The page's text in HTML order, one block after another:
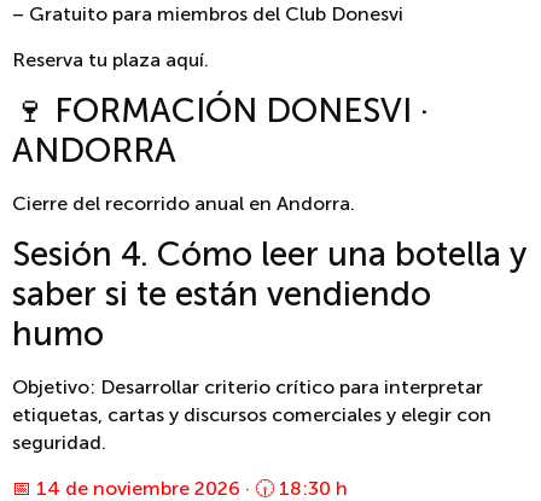
– Gratuito para miembros del Club Donesvi
Reserva tu plaza aquí.
🍷 FORMACIÓN DONESVI ·
ANDORRA
Cierre del recorrido anual en Andorra.
Sesión 4. Cómo leer una botella y
saber si te están vendiendo
humo
Objetivo: Desarrollar criterio crítico para interpretar
etiquetas, cartas y discursos comerciales y elegir con
seguridad.
📅 14 de noviembre 2026 · 🕡 18:30 h